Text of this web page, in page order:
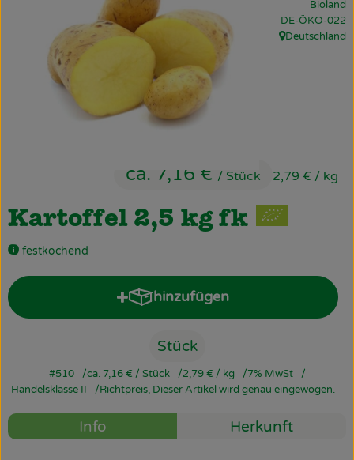
Obst & Gemüse
Käsetheke
Bäckerei
Kühltheke
Getränke
Drogerie
Firmenkunden
So geht’s
Kartoffel 2,5 kg fk
festkochend
ca. 7,16 € / Stück 2,79 € / kg
Bioland
, Kontrollstelle:
DE-ÖKO-022
, Herkunft:
Deutschland
hinzufügen
Produkt zum Warenkorb
Stück
#510 ca. 7,16 € / Stück 2,79 € / kg
7% MwSt
Handelsklasse II
Richtpreis, Dieser Artikel wird genau eingewogen.
Info Herkunft